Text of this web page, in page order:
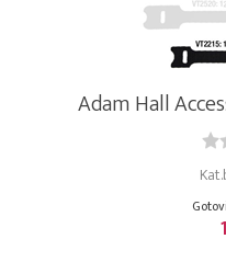
Adam Hall